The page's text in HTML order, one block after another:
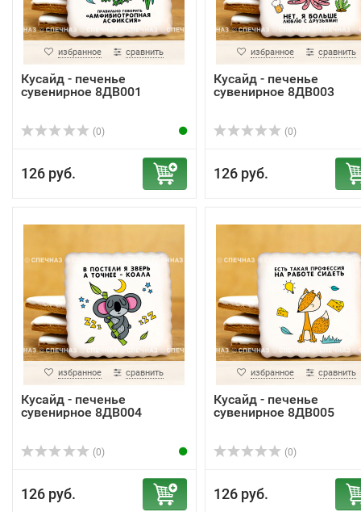
избранное сравнить
Кусайд - печенье
сувенирное 8ДВ001
(0)
126 руб.
избранное сравнить
Кусайд - печенье
сувенирное 8ДВ003
(0)
126 руб.
избранное сравнить
Кусайд - печенье
сувенирное 8ДВ004
(0)
126 руб.
избранное сравнить
Кусайд - печенье
сувенирное 8ДВ005
(0)
126 руб.